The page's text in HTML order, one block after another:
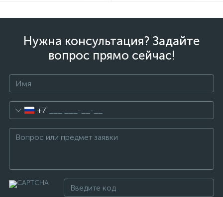
Нужна консультация? Задайте
вопрос прямо сейчас!
+7